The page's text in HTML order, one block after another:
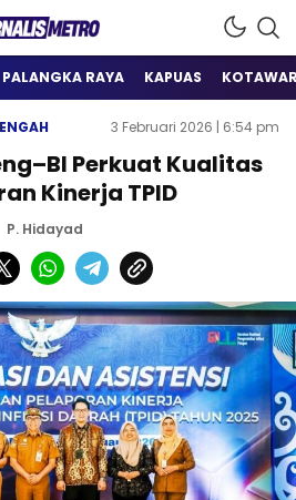
Metro
Informasi
PALANGKA RAYA KAPUAS
3 Februari 2026 | 6:54 pm
Perkuat Kualitas
Kinerja TPID
P. Hidayad